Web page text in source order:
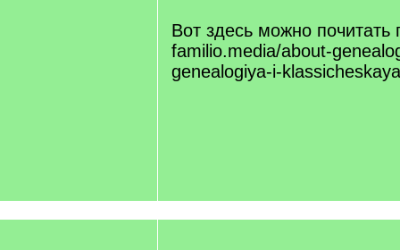
Вот здесь можно почитать
familio.media/about-
genealogiya-i-